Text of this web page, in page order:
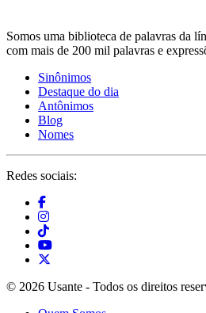
Somos uma biblioteca de palavras da
com mais de 200 mil palavras e
Sinônimos
Destaque do dia
Antônimos
Blog
Nomes
Redes sociais:
© 2026 Usante - Todos os direitos